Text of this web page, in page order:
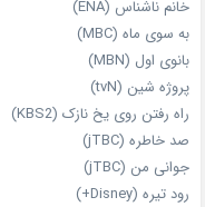
خانم ناشناس (ENA)
به سوی ماه (MBC)
بانوی اول (MBN)
پروژه شین (tvN)
راه رفتن روی یخ نازک (KBS2)
صد خاطره (jTBC)
جوانی من (jTBC)
رود تیره (Disney+)